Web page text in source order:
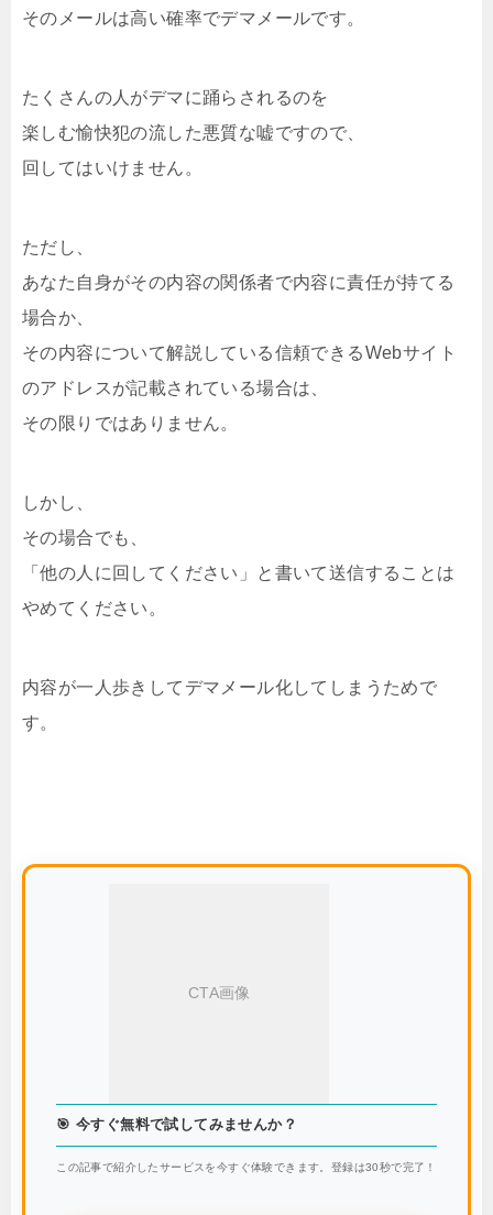
そのメールは高い確率でデマメールです。
たくさんの人がデマに踊らされるのを
楽しむ愉快犯の流した悪質な嘘ですので、
回してはいけません。
ただし、
あなた自身がその内容の関係者で内容に責任が持てる
場合か、
その内容について解説している信頼できるWebサイト
のアドレスが記載されている場合は、
その限りではありません。
しかし、
その場合でも、
「他の人に回してください」と書いて送信することは
やめてください。
内容が一人歩きしてデマメール化してしまうためで
す。
CTA画像
🎯 今すぐ無料で試してみませんか？
この記事で紹介したサービスを今すぐ体験できます。登録は30秒で完了！